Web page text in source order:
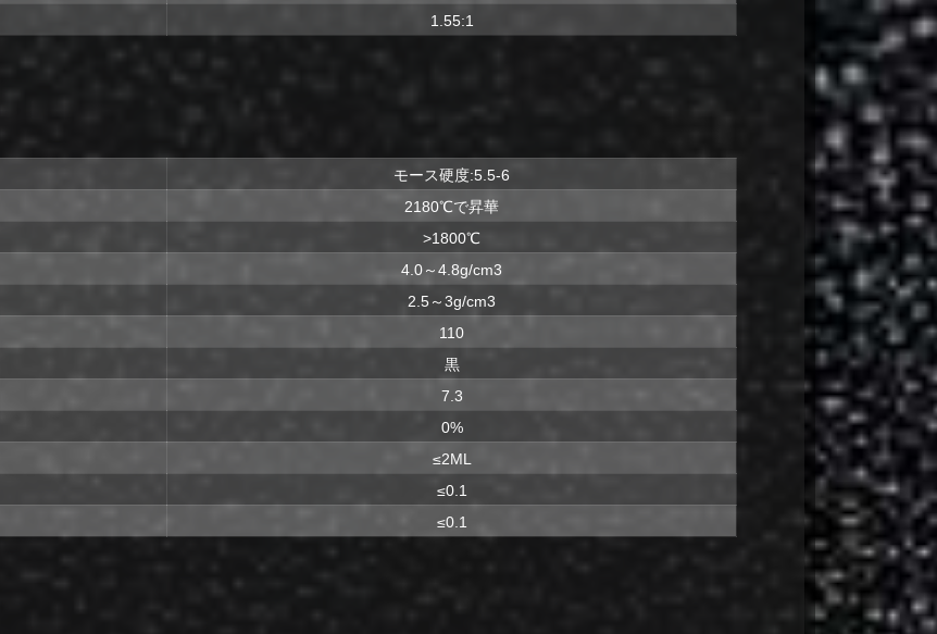
1.55:1
モース硬度:5.5-6
2180℃で昇華
>1800℃
4.0～4.8g/cm3
2.5～3g/cm3
110
黒
7.3
0%
≤2ML
≤0.1
≤0.1